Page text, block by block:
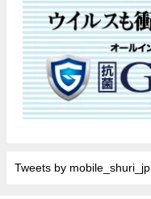
Tweets by mobile_shuri_jp